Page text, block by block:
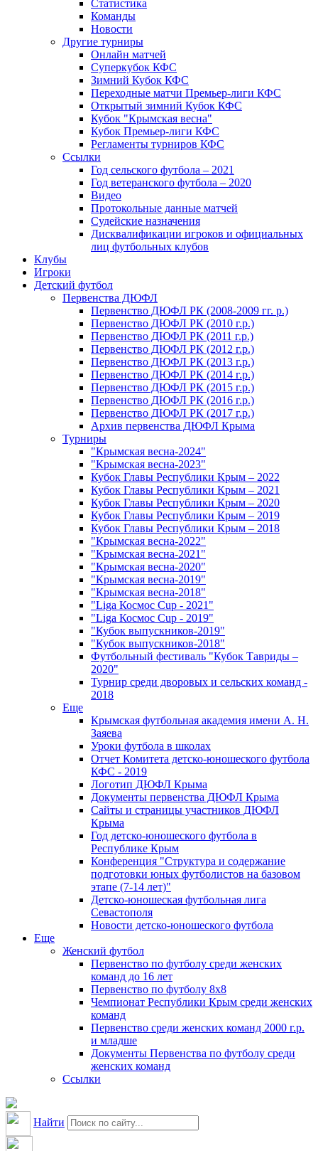
Статистика
Команды
Новости
Другие турниры
Онлайн матчей
Суперкубок КФС
Зимний Кубок КФС
Переходные матчи Премьер-лиги КФС
Открытый зимний Кубок КФС
Кубок "Крымская весна"
Кубок Премьер-лиги КФС
Регламенты турниров КФС
Ссылки
Год сельского футбола – 2021
Год ветеранского футбола – 2020
Видео
Протокольные данные матчей
Судейские назначения
Дисквалификации игроков и официальных
лиц футбольных клубов
Клубы
Игроки
Детский футбол
Первенства ДЮФЛ
Первенство ДЮФЛ РК (2008-2009 гг. р.)
Первенство ДЮФЛ РК (2010 г.р.)
Первенство ДЮФЛ РК (2011 г.р.)
Первенство ДЮФЛ РК (2012 г.р.)
Первенство ДЮФЛ РК (2013 г.р.)
Первенство ДЮФЛ РК (2014 г.р.)
Первенство ДЮФЛ РК (2015 г.р.)
Первенство ДЮФЛ РК (2016 г.р.)
Первенство ДЮФЛ РК (2017 г.р.)
Архив первенства ДЮФЛ Крыма
Турниры
"Крымская весна-2024"
"Крымская весна-2023"
Кубок Главы Республики Крым – 2022
Кубок Главы Республики Крым – 2021
Кубок Главы Республики Крым – 2020
Кубок Главы Республики Крым – 2019
Кубок Главы Республики Крым – 2018
"Крымская весна-2022"
"Крымская весна-2021"
"Крымская весна-2020"
"Крымская весна-2019"
"Крымская весна-2018"
"Liga Космос Cup - 2021"
"Liga Космос Cup - 2019"
"Кубок выпускников-2019"
"Кубок выпускников-2018"
Футбольный фестиваль "Кубок Тавриды –
2020"
Турнир среди дворовых и сельских команд -
2018
Еще
Крымская футбольная академия имени А. Н.
Заяева
Уроки футбола в школах
Отчет Комитета детско-юношеского футбола
КФС - 2019
Логотип ДЮФЛ Крыма
Документы первенства ДЮФЛ Крыма
Сайты и страницы участников ДЮФЛ
Крыма
Год детско-юношеского футбола в
Республике Крым
Конференция "Структура и содержание
подготовки юных футболистов на базовом
этапе (7-14 лет)"
Детско-юношеская футбольная лига
Севастополя
Новости детско-юношеского футбола
Еще
Женский футбол
Первенство по футболу среди женских
команд до 16 лет
Первенство по футболу 8х8
Чемпионат Республики Крым среди женских
команд
Первенство среди женских команд 2000 г.р.
и младше
Документы Первенства по футболу среди
женских команд
Ссылки
Найти